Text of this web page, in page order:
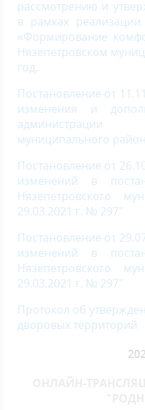
рассмотрению и
в рамках
«Формирование
Нязепетровском
год.
Постановление от
изменения и
муниципального
Постановление от
изменений в
Нязепетровского
29.03.2021 г. № 297"
Постановление от
изменений в
Нязепетровского
29.03.2021 г. № 297"
Протокол об
дворовых территорий